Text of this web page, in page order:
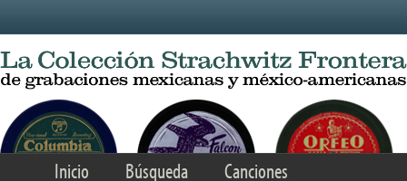
Inicio Búsqueda
Canciones